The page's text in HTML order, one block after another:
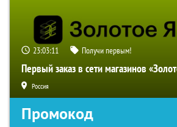
23:03:10 Получи первым!
Первый заказ в сети магазинов
Россия
Промокод